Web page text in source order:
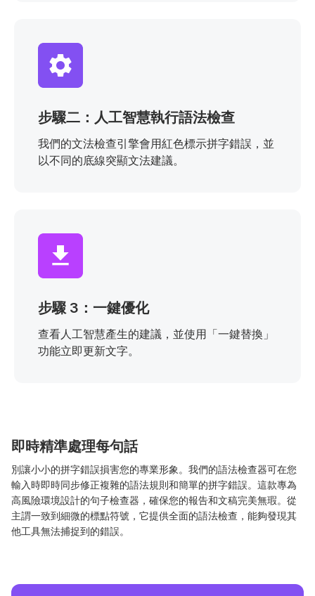
步驟二：人工智慧執行語法檢查
我們的文法檢查引擎會用紅色標示拼字錯誤，並
以不同的底線突顯文法建議。
步驟 3：一鍵優化
查看人工智慧產生的建議，並使用「一鍵替換」
功能立即更新文字。
即時精準處理每句話
別讓小小的拼字錯誤損害您的專業形象。我們的語法檢查器可在您
輸入時即時同步修正複雜的語法規則和簡單的拼字錯誤。這款專為
高風險環境設計的句子檢查器，確保您的報告和文稿完美無瑕。從
主謂一致到細微的標點符號，它提供全面的語法檢查，能夠發現其
他工具無法捕捉到的錯誤。